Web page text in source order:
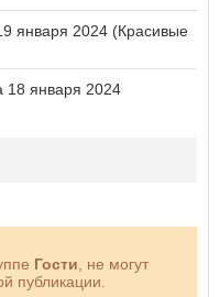
января 2024 (Красивые
18 января 2024
Гости , не могут
публикации.